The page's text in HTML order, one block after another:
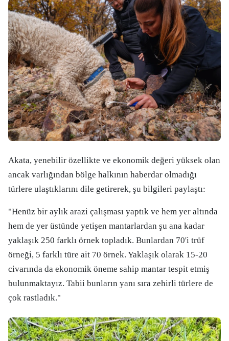
Akata, yenebilir özellikte ve ekonomik değeri yüksek olan
ancak varlığından bölge halkının haberdar olmadığı
türlere ulaştıklarını dile getirerek, şu bilgileri paylaştı:
"Henüz bir aylık arazi çalışması yaptık ve hem yer altında
hem de yer üstünde yetişen mantarlardan şu ana kadar
yaklaşık 250 farklı örnek topladık. Bunlardan 70'i trüf
örneği, 5 farklı türe ait 70 örnek. Yaklaşık olarak 15-20
civarında da ekonomik öneme sahip mantar tespit etmiş
bulunmaktayız. Tabii bunların yanı sıra zehirli türlere de
çok rastladık."